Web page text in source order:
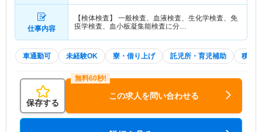
仕事内容
【検体検査】 一般検査、血液検査、生化学検査、免
疫学検査、血小板凝集能検査に分…
車通勤可 未経験OK 寮・借り上げ 託児所・育児補助 積極
保存する
この求人を問い合わせる